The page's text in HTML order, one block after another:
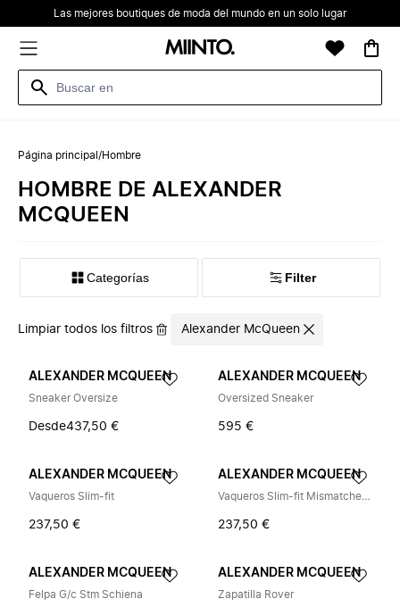
Las mejores boutiques de moda del mundo en un solo lugar
Página principal /Hombre
HOMBRE DE ALEXANDER
MCQUEEN
Categorías Filter
Limpiar todos los filtros Alexander McQueen
ALEXANDER MCQUEEN
Sneaker Oversize
Desde437,50 €
ALEXANDER MCQUEEN
Oversized Sneaker
595 €
ALEXANDER MCQUEEN
Vaqueros Slim-fit
237,50 €
ALEXANDER MCQUEEN
Vaqueros Slim-fit Mismatched Strummer
237,50 €
ALEXANDER MCQUEEN
Felpa G/c Stm Schiena
ALEXANDER MCQUEEN
Zapatilla Rover